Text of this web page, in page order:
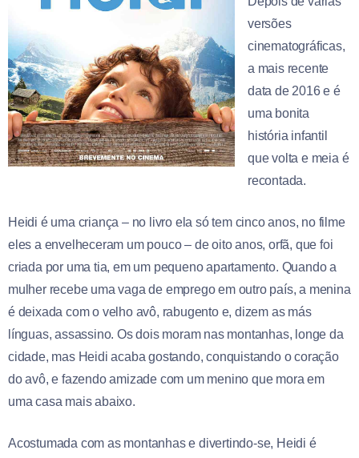
versões
cinematográficas,
a mais recente
data de 2016 e é
uma bonita
história infantil
que volta e meia é
recontada.
Heidi é uma criança – no livro ela só tem cinco anos, no filme
eles a envelheceram um pouco – de oito anos, orfã, que foi
criada por uma tia, em um pequeno apartamento. Quando a
mulher recebe uma vaga de emprego em outro país, a menina
é deixada com o velho avô, rabugento e, dizem as más
línguas, assassino. Os dois moram nas montanhas, longe da
cidade, mas Heidi acaba gostando, conquistando o coração
do avô, e fazendo amizade com um menino que mora em
uma casa mais abaixo.
Acostumada com as montanhas e divertindo-se, Heidi é